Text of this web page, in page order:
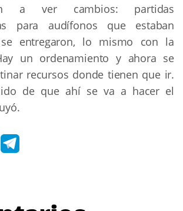
a ver cambios: partidas
para audífonos que estaban
entregaron, lo mismo con la
un ordenamiento y ahora se
recursos donde tienen que ir.
de que ahí se va a hacer el